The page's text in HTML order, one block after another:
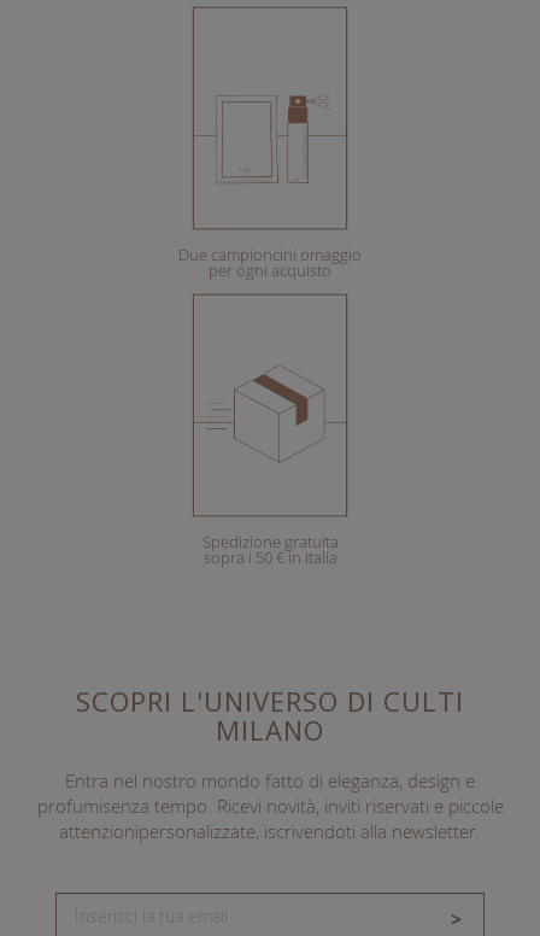
Due campioncini omaggio
per ogni acquisto
Spedizione gratuita
sopra i 50 € in Italia
SCOPRI L'UNIVERSO DI CULTI
MILANO
Entra nel nostro mondo fatto di eleganza, design e
profumisenza tempo. Ricevi novità, inviti riservati e piccole
attenzionipersonalizzate, iscrivendoti alla newsletter.
>